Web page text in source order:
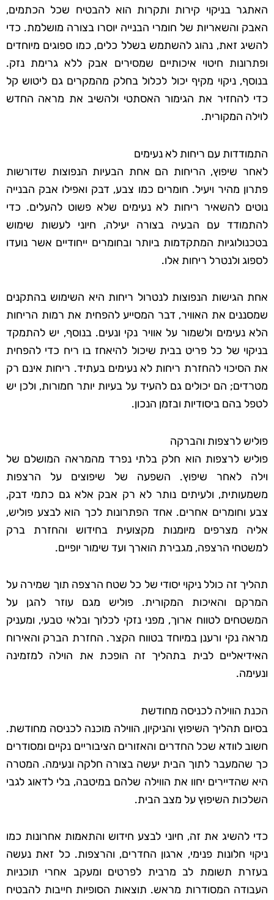
האתגר בניקוי קירות ותקרות הוא להבטיח שכל הכתמים,
האבק והשאריות של חומרי הבנייה יוסרו בצורה מושלמת. כדי
להשיג זאת, נהוג להשתמש בשלל כלים, כמו ספוגים מיוחדים
ופתרונות חיטוי איכותיים שמסירים אבק ללא גרימת נזק.
בנוסף, ניקוי מקיף יכול לכלול בחלק מהמקרים גם ליטוש קל
כדי להחזיר את הגימור האסתטי ולהשיב את מראה החדש
לוילה המקורית.
התמודדות עם ריחות לא נעימים
לאחר שיפוץ, הריחות הם אחת הבעיות הנפוצות שדורשות
פתרון מהיר ויעיל. חומרים כמו צבע, דבק ואפילו אבק הבנייה
נוטים להשאיר ריחות לא נעימים שלא פשוט להעלים. כדי
להתמודד עם הבעיה בצורה יעילה, חיוני לעשות שימוש
בטכנולוגיות המתקדמות ביותר ובחומרים ייחודיים אשר נועדו
לספוג ולנטרל ריחות אלו.
אחת הגישות הנפוצות לנטרול ריחות היא השימוש בהתקנים
שמסננים את האוויר, דבר המסייע להפחית את רמות הריחות
הלא נעימים ולשמור על אוויר נקי ונעים. בנוסף, יש להתמקד
בניקוי של כל פריט בבית שיכול להיאחז בו ריח כדי להפחית
את הסיכוי להחזרת ריחות לא נעימים בעתיד. ריחות אינם רק
מטרדים; הם יכולים גם להעיד על בעיות יותר חמורות, ולכן יש
לטפל בהם ביסודיות ובזמן הנכון.
פוליש לרצפות והברקה
פוליש לרצפות הוא חלק בלתי נפרד מהמראה המושלם של
וילה לאחר שיפוץ. השפעה של שיפוצים על הרצפות
משמעותית, ולעיתים נותר לא רק אבק אלא גם כתמי דבק,
צבע וחומרים אחרים. אחד הפתרונות לכך הוא לבצע פוליש,
אליה מצרפים מיומנות מקצועית בחידוש והחזרת ברק
למשטחי הרצפה, מגבירת הוארך ועד שימור יופיים.
תהליך זה כולל ניקוי יסודי של כל שטח הרצפה תוך שמירה על
המרקם והאיכות המקורית. פוליש מגם עוזר להגן על
המשטחים לטווח ארוך, מפני נזקי לכלוך ובלאי טבעי, ומעניק
מראה נקי ורענן במיוחד בטווח הקצר. החזרת הברק והאירוח
האידיאליים לבית בתהליך זה הופכת את הוילה למזמינה
ונעימה.
הכנת הווילה לכניסה מחודשת
בסיום תהליך השיפוץ והניקיון, הווילה מוכנה לכניסה מחודשת.
חשוב לוודא שכל החדרים והאזורים הציבוריים נקיים ומסודרים
כך שהמעבר לתוך הבית יעשה בצורה חלקה ונעימה. המטרה
היא שהדיירים יחוו את הווילה שלהם במיטבה, בלי לדאוג לגבי
השלכות השיפוץ על מצב הבית.
כדי להשיג את זה, חיוני לבצע חידוש והתאמות אחרונות כמו
ניקוי חלונות פנימי, ארגון החדרים, והרצפות. כל זאת נעשה
בעזרת תשומת לב מרבית לפרטים ומעקב אחרי תוכניות
העבודה המסודרות מראש. תוצאות הסופיות חייבות להבטיח